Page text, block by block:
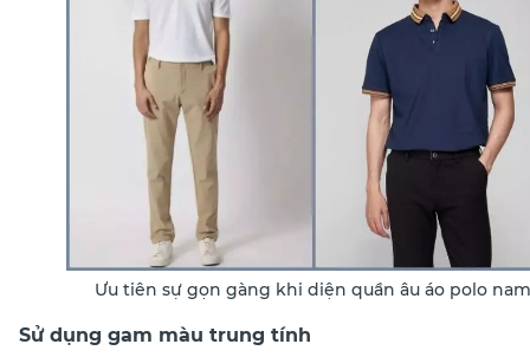
Ưu tiên sự gọn gàng khi diện quần âu áo polo nam
Sử dụng gam màu trung tính